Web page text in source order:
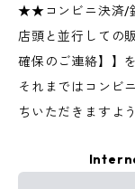
★★コンビニ決済/
店頭と並行しての
確保のご連絡】】
それまではコンビ
ちいただきますよ